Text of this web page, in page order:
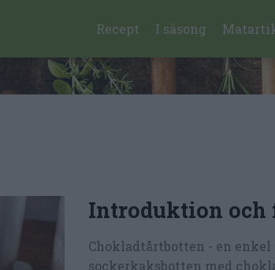
Recept I säsong
Introduktion och
Chokladtårtbotten - en
sockerkaksbotten med